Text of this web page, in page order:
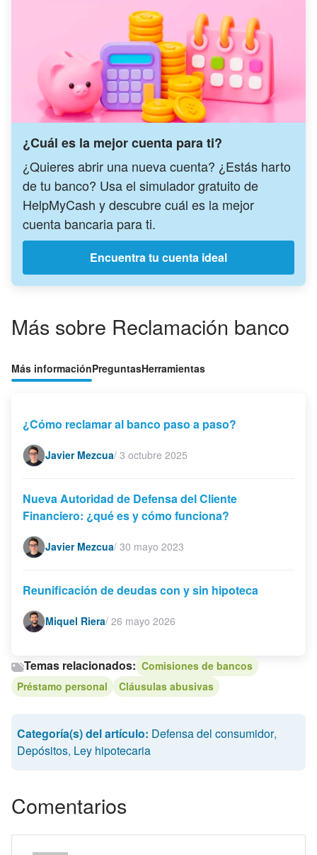
¿Cuál es la mejor cuenta para ti?
¿Quieres abrir una nueva cuenta? ¿Estás harto
de tu banco? Usa el simulador gratuito de
HelpMyCash y descubre cuál es la mejor
cuenta bancaria para ti.
Encuentra tu cuenta ideal
Más sobre Reclamación banco
Más informaciónPreguntasHerramientas
¿Cómo reclamar al banco paso a paso?
Javier Mezcua/ 3 octubre 2025
Nueva Autoridad de Defensa del Cliente
Financiero: ¿qué es y cómo funciona?
Javier Mezcua/ 30 mayo 2023
Reunificación de deudas con y sin hipoteca
Miquel Riera/ 26 mayo 2026
Temas relacionados: Comisiones de bancos
Préstamo personal
Cláusulas abusivas
Categoría(s) del artículo: Defensa del consumidor,
Depósitos, Ley hipotecaria
Comentarios